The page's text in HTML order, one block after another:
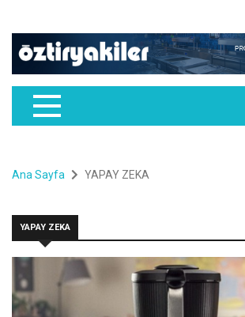
Ana Sayfa YAPAY ZEKA
YAPAY ZEKA